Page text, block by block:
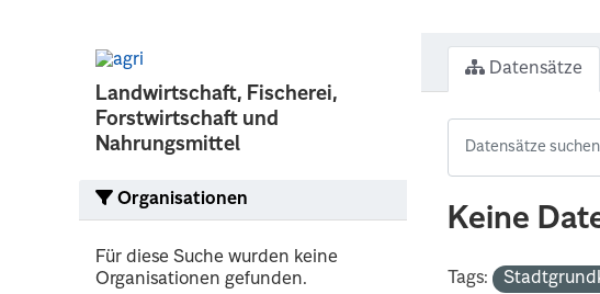
Landwirtschaft, Fischerei,
Forstwirtschaft und
Nahrungsmittel
Organisationen
Für diese Suche wurden keine
Organisationen gefunden.
Datensätze
Keine
Tags: